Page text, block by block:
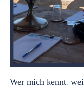
Wer mich kennt,